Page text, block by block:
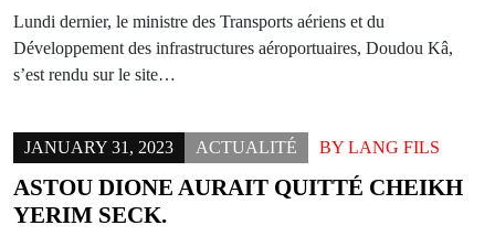
Lundi dernier, le ministre des Transports aériens et du
Développement des infrastructures aéroportuaires, Doudou Kâ,
s’est rendu sur le site…
JANUARY 31, 2023 ACTUALITÉ BY LANG FILS
ASTOU DIONE AURAIT QUITTÉ CHEIKH
YERIM SECK.